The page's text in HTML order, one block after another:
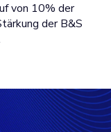
von 10% der
der B&S